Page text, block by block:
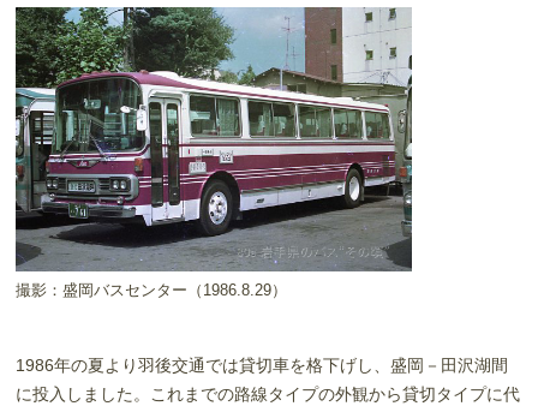
撮影：盛岡バスセンター（1986.8.29）
1986年の夏より羽後交通では貸切車を格下げし、盛岡－田沢湖間
に投入しました。これまでの路線タイプの外観から貸切タイプに代